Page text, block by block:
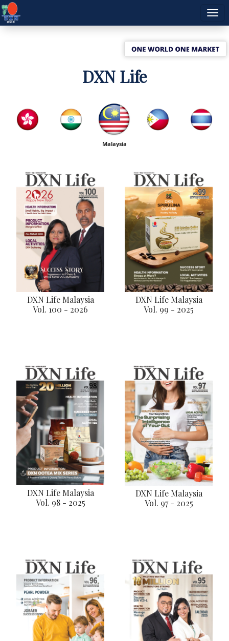
DXN Life
Malaysia
DXN Life Malaysia
Vol. 100 - 2026
DXN Life Malaysia
Vol. 99 - 2025
DXN Life Malaysia
Vol. 98 - 2025
DXN Life Malaysia
Vol. 97 - 2025